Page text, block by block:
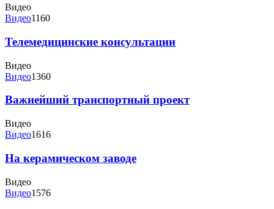
Видео
Видео1160
Телемедицинские консультации
Видео
Видео1360
Важнейший транспортный проект
Видео
Видео1616
На керамическом заводе
Видео
Видео1576